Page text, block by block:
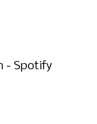
- Spotify